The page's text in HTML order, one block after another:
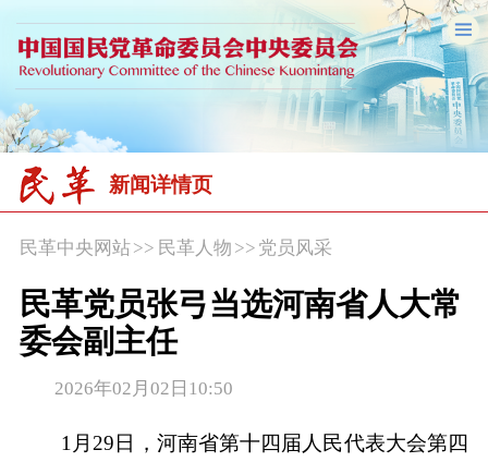
新闻详情页
民革中央网站>> 民革人物 >> 党员风采
民革党员张弓当选河南省人大常
委会副主任
2026年02月02日10:50
1月29日，河南省第十四届人民代表大会第四